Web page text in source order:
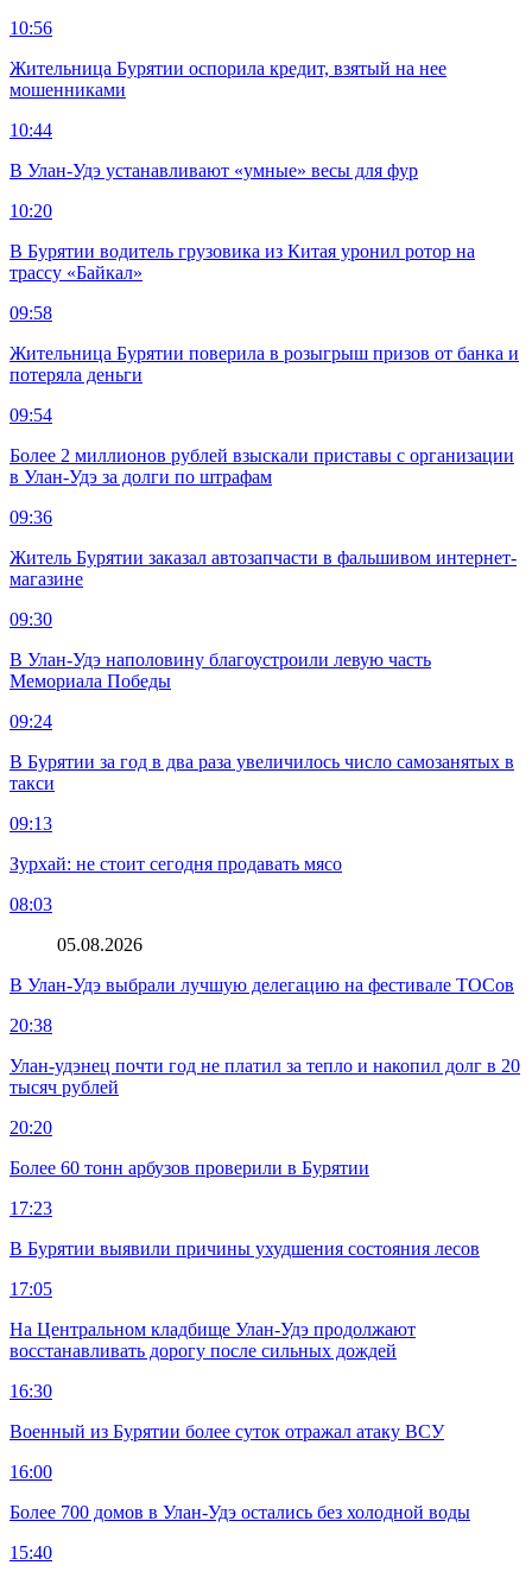
10:56
Жительница Бурятии оспорила кредит, взятый на нее
мошенниками
10:44
В Улан-Удэ устанавливают «умные» весы для фур
10:20
В Бурятии водитель грузовика из Китая уронил ротор на
трассу «Байкал»
09:58
Жительница Бурятии поверила в розыгрыш призов от банка и
потеряла деньги
09:54
Более 2 миллионов рублей взыскали приставы с организации
в Улан-Удэ за долги по штрафам
09:36
Житель Бурятии заказал автозапчасти в фальшивом интернет-
магазине
09:30
В Улан-Удэ наполовину благоустроили левую часть
Мемориала Победы
09:24
В Бурятии за год в два раза увеличилось число самозанятых в
такси
09:13
Зурхай: не стоит сегодня продавать мясо
08:03
05.08.2026
В Улан-Удэ выбрали лучшую делегацию на фестивале ТОСов
20:38
Улан-удэнец почти год не платил за тепло и накопил долг в 20
тысяч рублей
20:20
Более 60 тонн арбузов проверили в Бурятии
17:23
В Бурятии выявили причины ухудшения состояния лесов
17:05
На Центральном кладбище Улан-Удэ продолжают
восстанавливать дорогу после сильных дождей
16:30
Военный из Бурятии более суток отражал атаку ВСУ
16:00
Более 700 домов в Улан-Удэ остались без холодной воды
15:40